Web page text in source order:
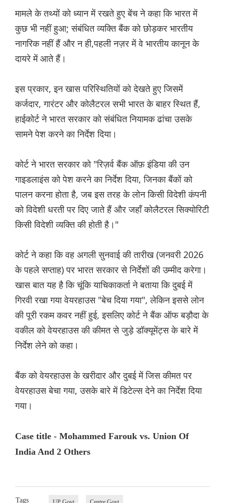
मामले के तथ्यों को ध्यान में रखते हुए बेंच ने कहा कि भारत में
कुछ भी नहीं हुआ; संबंधित व्यक्ति बैंक को छोड़कर भारतीय
नागरिक नहीं हैं और न ही,पहली नज़र में वे भारतीय कानून के
दायरे में आते हैं।
इस प्रकार, इन खास परिस्थितियों को देखते हुए जिसमें
कर्जदार, गारंटर और कोलैटरल सभी भारत के बाहर स्थित हैं,
हाईकोर्ट ने भारत सरकार को संबंधित नियामक ढांचा उसके
सामने पेश करने का निर्देश दिया।
कोर्ट ने भारत सरकार को "रिज़र्व बैंक ऑफ़ इंडिया की उन
गाइडलाइंस को पेश करने का निर्देश दिया, जिनका बैंकों को
पालन करना होता है, जब इस तरह के लोन किसी विदेशी कंपनी
को विदेशी धरती पर दिए जाते हैं और जहाँ कोलैटरल सिक्योरिटी
किसी विदेशी व्यक्ति की होती है।"
कोर्ट ने कहा कि वह अगली सुनवाई की तारीख (जनवरी 2026
के पहले सप्ताह) पर भारत सरकार से निर्देशों की उम्मीद करेगा।
खास बात यह है कि चूंकि याचिकाकर्ता ने बताया कि दुबई में
गिरवी रखा गया वेयरहाउस "बेच दिया गया", लेकिन इससे लोन
की पूरी रकम कवर नहीं हुई, इसलिए कोर्ट ने बैंक ऑफ बड़ौदा के
वकील को वेयरहाउस की कीमत से जुड़े डॉक्यूमेंट्स के बारे में
निर्देश लेने को कहा।
बैंक को वेयरहाउस के खरीदार और दुबई में जिस कीमत पर
वेयरहाउस बेचा गया, उसके बारे में डिटेल्स देने का निर्देश दिया
गया।
Case title - Mohammed Farouk vs. Union Of
India And 2 Others
Tags